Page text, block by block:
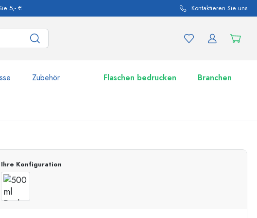
5,- € Kontaktieren Sie uns
Zubehör Flaschen bedrucken Branchen
Zu den Gläsern
Ihre Konfiguration